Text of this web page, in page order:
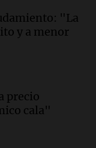
de la décima
la muerte
luz en San
"La
y a menor
precio
cala"